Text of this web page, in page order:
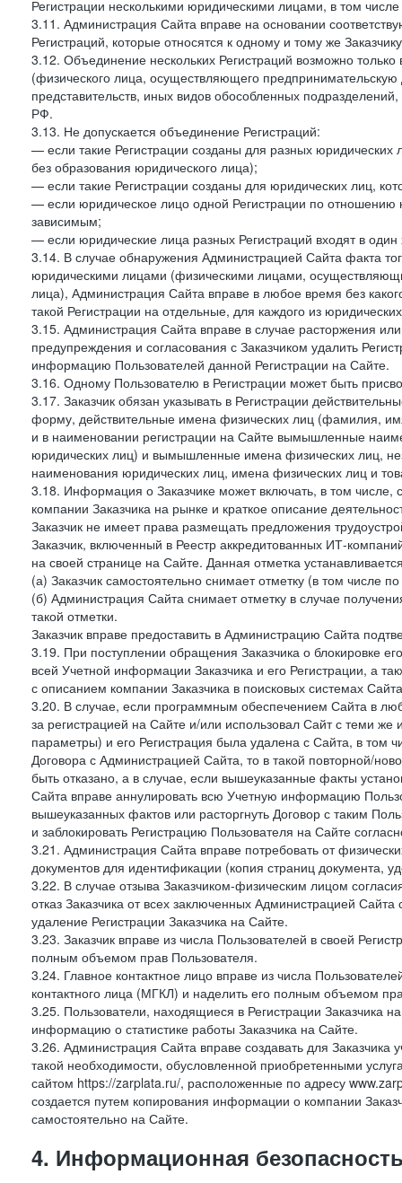
Регистрации несколькими юридическими лицами, в том
3.11. Администрация Сайта вправе на основании
Регистраций, которые относятся к одному и тому же
3.12. Объединение нескольких Регистраций возможно
(физического лица, осуществляющего
представительств, иных видов обособленных
РФ.
3.13. Не допускается объединение Регистраций:
— если такие Регистрации созданы для разных
без образования юридического лица);
— если такие Регистрации созданы для юридических лиц,
— если юридическое лицо одной Регистрации по отношению
зависимым;
— если юридические лица разных Регистраций входят в
3.14. В случае обнаружения Администрацией Сайта факта
юридическими лицами (физическими лицами,
лица), Администрация Сайта вправе в любое время без
такой Регистрации на отдельные, для каждого из
3.15. Администрация Сайта вправе в случае расторжения
предупреждения и согласования с Заказчиком удалить
информацию Пользователей данной Регистрации на Сайте.
3.16. Одному Пользователю в Регистрации может быть
3.17. Заказчик обязан указывать в Регистрации
форму, действительные имена физических лиц (фамилия,
и в наименовании регистрации на Сайте вымышленные
юридических лиц) и вымышленные имена физических лиц,
наименования юридических лиц, имена физических лиц и
3.18. Информация о Заказчике может включать, в том
компании Заказчика на рынке и краткое описание
Заказчик не имеет права размещать предложения
Заказчик, включенный в Реестр аккредитованных ИТ-
на своей странице на Сайте. Данная отметка
(а) Заказчик самостоятельно снимает отметку (в том числе
(б) Администрация Сайта снимает отметку в случае
такой отметки.
Заказчик вправе предоставить в Администрацию Сайта
3.19. При поступлении обращения Заказчика о блокировке
всей Учетной информации Заказчика и его Регистрации, а
с описанием компании Заказчика в поисковых системах
3.20. В случае, если программным обеспечением Сайта в
за регистрацией на Сайте и/или использовал Сайт с теми
параметры) и его Регистрация была удалена с Сайта, в том
Договора с Администрацией Сайта, то в такой повторной/
быть отказано, а в случае, если вышеуказанные факты
Сайта вправе аннулировать всю Учетную информацию
вышеуказанных фактов или расторгнуть Договор с таким
и заблокировать Регистрацию Пользователя на Сайте
3.21. Администрация Сайта вправе потребовать от
документов для идентификации (копия страниц документа,
3.22. В случае отзыва Заказчиком-физическим лицом
отказ Заказчика от всех заключенных Администрацией
удаление Регистрации Заказчика на Сайте.
3.23. Заказчик вправе из числа Пользователей в своей
полным объемом прав Пользователя.
3.24. Главное контактное лицо вправе из числа
контактного лица (МГКЛ) и наделить его полным объемом
3.25. Пользователи, находящиеся в Регистрации Заказчика
информацию о статистике работы Заказчика на Сайте.
3.26. Администрация Сайта вправе создавать для
такой необходимости, обусловленной приобретенными
сайтом https://zarplata.ru/, расположенные по адресу
создается путем копирования информации о компании
самостоятельно на Сайте.
4. Информационная